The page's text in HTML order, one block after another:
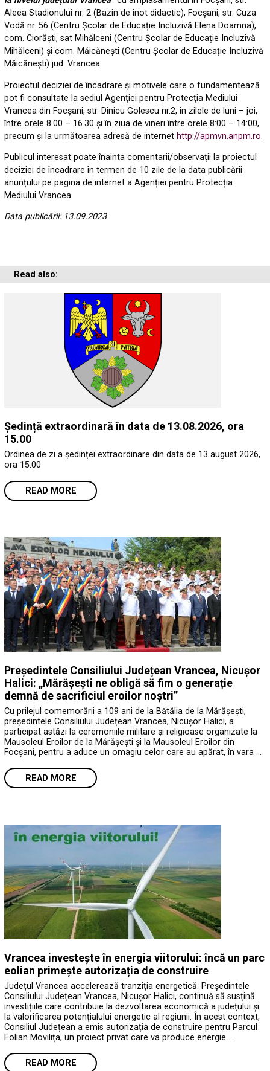
Aleea Stadionului nr. 2 (Bazin de înot didactic), Focșani, str. Cuza
Vodă nr. 56 (Centru Școlar de Educație Incluzivă Elena Doamna),
com. Ciorăști, sat Mihălceni (Centru Școlar de Educație Incluzivă
Mihălceni) și com. Măicănești (Centru Școlar de Educație Incluzivă
Măicănești) jud. Vrancea.
Proiectul deciziei de încadrare și motivele care o fundamentează
pot fi consultate la sediul Agenției pentru Protecția Mediului
Vrancea din Focșani, str. Dinicu Golescu nr.2, în zilele de luni – joi,
între orele 8.00 – 16.30 și în ziua de vineri între orele 8:00 – 14:00,
precum și la următoarea adresă de internet http://apmvn.anpm.ro.
Publicul interesat poate înainta comentarii/observații la proiectul
deciziei de încadrare în termen de 10 zile de la data publicării
anunțului pe pagina de internet a Agenției pentru Protecția
Mediului Vrancea.
Data publicării: 13.09.2023
Read also:
Ședință extraordinară în data de 13.08.2026, ora
15.00
Ordinea de zi a ședinței extraordinare din data de 13 august 2026,
ora 15.00
READ MORE
Președintele Consiliului Județean Vrancea, Nicușor
Halici: „Mărășești ne obligă să fim o generație
demnă de sacrificiul eroilor noștri”
Cu prilejul comemorării a 109 ani de la Bătălia de la Mărășești,
președintele Consiliului Județean Vrancea, Nicușor Halici, a
participat astăzi la ceremoniile militare și religioase organizate la
Mausoleul Eroilor de la Mărășești și la Mausoleul Eroilor din
Focșani, pentru a aduce un omagiu celor care au apărat, în vara …
READ MORE
Vrancea investește în energia viitorului: încă un parc
eolian primește autorizația de construire
Județul Vrancea accelerează tranziția energetică. Președintele
Consiliului Județean Vrancea, Nicușor Halici, continuă să susțină
investițiile care contribuie la dezvoltarea economică a județului și
la valorificarea potențialului energetic al regiunii. În acest context,
Consiliul Județean a emis autorizația de construire pentru Parcul
Eolian Movilița, un proiect privat care va produce energie …
READ MORE